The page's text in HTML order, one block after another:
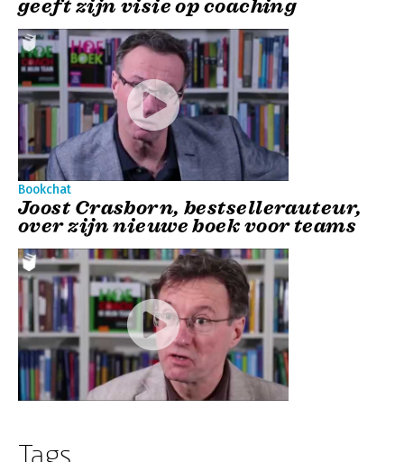
geeft zijn visie op coaching
Bookchat
Joost Crasborn, bestsellerauteur,
over zijn nieuwe boek voor teams
Tags